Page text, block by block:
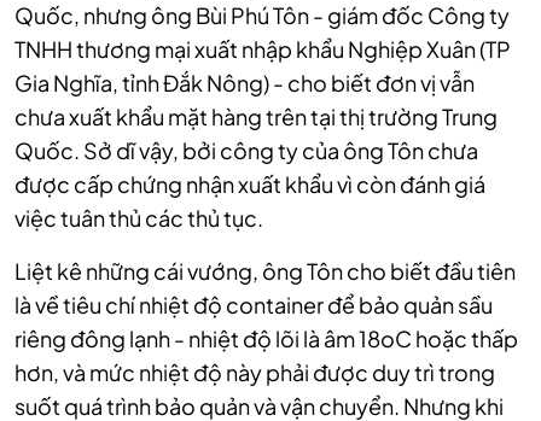
Quốc, nhưng ông Bùi Phú Tôn - giám đốc Công ty
TNHH thương mại xuất nhập khẩu Nghiệp Xuân (TP
Gia Nghĩa, tỉnh Đắk Nông) - cho biết đơn vị vẫn
chưa xuất khẩu mặt hàng trên tại thị trường Trung
Quốc. Sở dĩ vậy, bởi công ty của ông Tôn chưa
được cấp chứng nhận xuất khẩu vì còn đánh giá
việc tuân thủ các thủ tục.
Liệt kê những cái vướng, ông Tôn cho biết đầu tiên
là về tiêu chí nhiệt độ container để bảo quản sầu
riêng đông lạnh - nhiệt độ lõi là âm 18oC hoặc thấp
hơn, và mức nhiệt độ này phải được duy trì trong
suốt quá trình bảo quản và vận chuyển. Nhưng khi